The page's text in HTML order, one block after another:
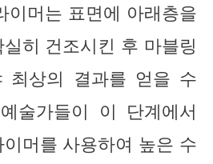
이머는 표면에 아래층을
히 건조시킨 후 마블링
최상의 결과를 얻을 수
술가들이 이 단계에서
머를 사용하여 높은 수